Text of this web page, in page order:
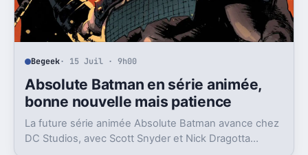
Begeek· 15 Juil · 9h00
Absolute Batman en série animée,
bonne nouvelle mais patience
La future série animée Absolute Batman avance chez
DC Studios, avec Scott Snyder et Nick Dragotta